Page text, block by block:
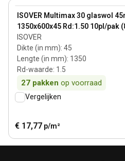
ISOVER Multimax 30 glaswol
1350x600x45 Rd:1.50 10pl/pak
ISOVER
Dikte (in mm): 45
Lengte (in mm): 1350
Rd-waarde: 1.5
27 pakken op voorraad
View product
Vergelijken
€ 17,77 p/m²